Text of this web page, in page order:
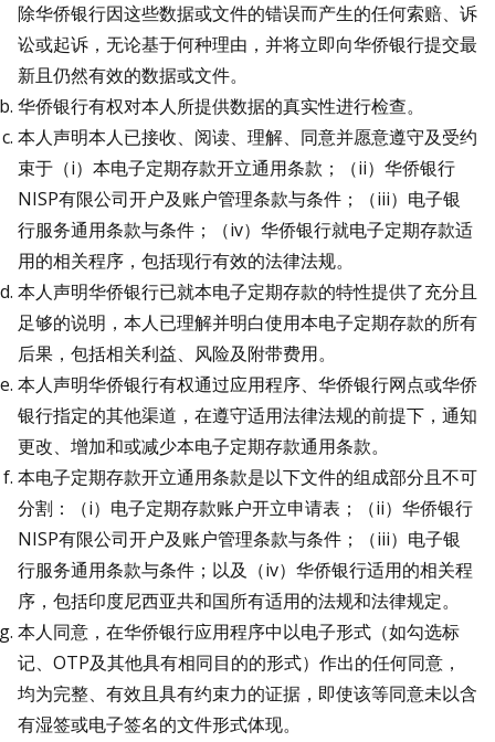
除华侨银行因这些数据或文件的错误而产生的任何索赔、诉
讼或起诉，无论基于何种理由，并将立即向华侨银行提交最
新且仍然有效的数据或文件。
华侨银行有权对本人所提供数据的真实性进行检查。
本人声明本人已接收、阅读、理解、同意并愿意遵守及受约
束于（i）本电子定期存款开立通用条款；（ii）华侨银行
NISP有限公司开户及账户管理条款与条件；（iii）电子银
行服务通用条款与条件；（iv）华侨银行就电子定期存款适
用的相关程序，包括现行有效的法律法规。
本人声明华侨银行已就本电子定期存款的特性提供了充分且
足够的说明，本人已理解并明白使用本电子定期存款的所有
后果，包括相关利益、风险及附带费用。
本人声明华侨银行有权通过应用程序、华侨银行网点或华侨
银行指定的其他渠道，在遵守适用法律法规的前提下，通知
更改、增加和或减少本电子定期存款通用条款。
本电子定期存款开立通用条款是以下文件的组成部分且不可
分割：（i）电子定期存款账户开立申请表；（ii）华侨银行
NISP有限公司开户及账户管理条款与条件；（iii）电子银
行服务通用条款与条件；以及（iv）华侨银行适用的相关程
序，包括印度尼西亚共和国所有适用的法规和法律规定。
本人同意，在华侨银行应用程序中以电子形式（如勾选标
记、OTP及其他具有相同目的的形式）作出的任何同意，
均为完整、有效且具有约束力的证据，即使该等同意未以含
有湿签或电子签名的文件形式体现。